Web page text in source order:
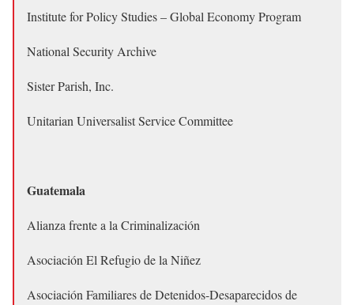
Institute for Policy Studies – Global Economy Program
National Security Archive
Sister Parish, Inc.
Unitarian Universalist Service Committee
Guatemala
Alianza frente a la Criminalización
Asociación El Refugio de la Niñez
Asociación Familiares de Detenidos-Desaparecidos de